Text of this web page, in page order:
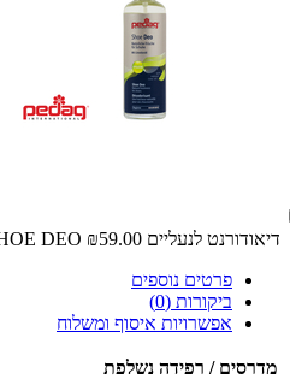
דיאודורנט לנעליים PEDAG SHOE DEO ₪59.00
פרטים נוספים
ביקורות (0)
אפשרויות איסוף ומשלוח
מדרסים / רפידה נשלפת